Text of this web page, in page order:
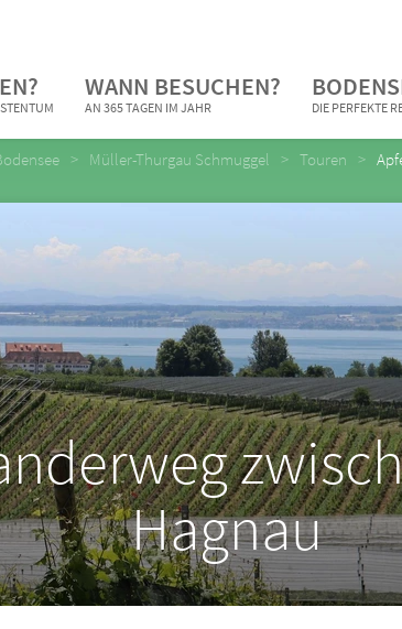
WANN BESUCHEN?
AN 365 TAGEN IM JAHR DIE PERFEKTE
Müller-Thurgau Schmuggel Touren
Hagnau